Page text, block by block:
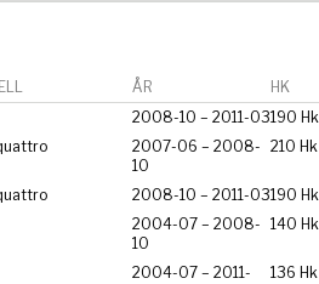
ÅR HK
2008-10 – 2011-03190 Hk
2007-06 – 2008-
10
210 Hk
2008-10 – 2011-03190 Hk
2004-07 – 2008-
10
140 Hk
2004-07 – 2011-
136 Hk